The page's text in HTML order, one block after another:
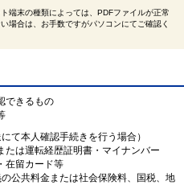
端末の種類によっては、PDFファイルが正常
場合は、お手数ですがパソコンにてご確認く
できるもの
て本人確認手続きを行う場合）
たは運転経歴証明書・マイナンバー
在留カード等
公共料金または社会保険料、国税、地